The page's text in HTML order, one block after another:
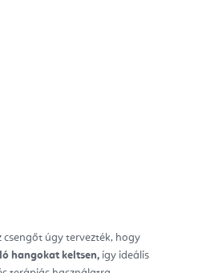
csengőt úgy tervezték, hogy
hangokat keltsen, így ideális